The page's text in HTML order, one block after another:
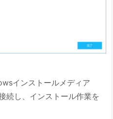
インストールメディア
続し、インストール作業を